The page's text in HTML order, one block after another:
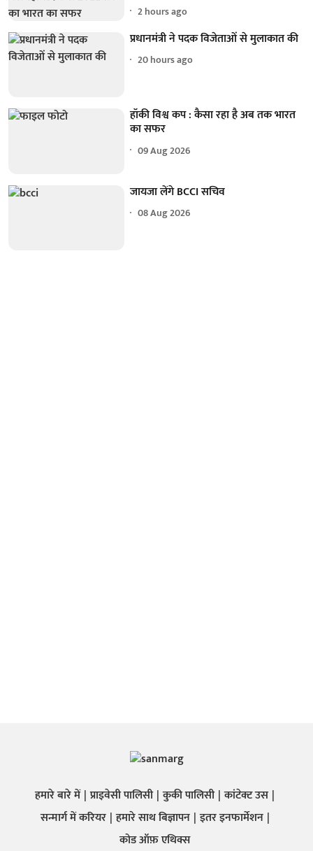
2 hours ago
प्रधानमंत्री ने पदक विजेताओं से मुलाकात की
20 hours ago
हॉकी विश्व कप : कैसा रहा है अब तक भारत
का सफर
09 Aug 2026
जायजा लेंगे BCCI सचिव
08 Aug 2026
हमारे बारे में प्राइवेसी पालिसी कुकी पालिसी कांटेक्ट उस
सन्मार्ग में करियर हमारे साथ बिज्ञापन इतर इनफार्मेशन
कोड ऑफ़ एथिक्स